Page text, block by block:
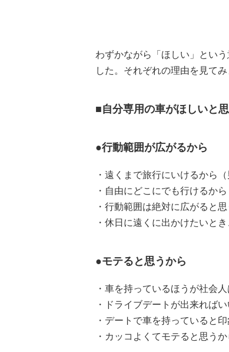
わずかながら「ほしい」とい
した。それぞれの理由を見てみ
■自分専用の車がほしいと
●行動範囲が広がるから
・遠くまで旅行にいけるから
・自由にどこにでも行けるか
・行動範囲は絶対に広がると
・休日に遠くに出かけたいと
●モテると思うから
・車を持っているほうが社会
・ドライブデートが出来れば
・デートで車を持っていると
・カッコよくてモテると思う